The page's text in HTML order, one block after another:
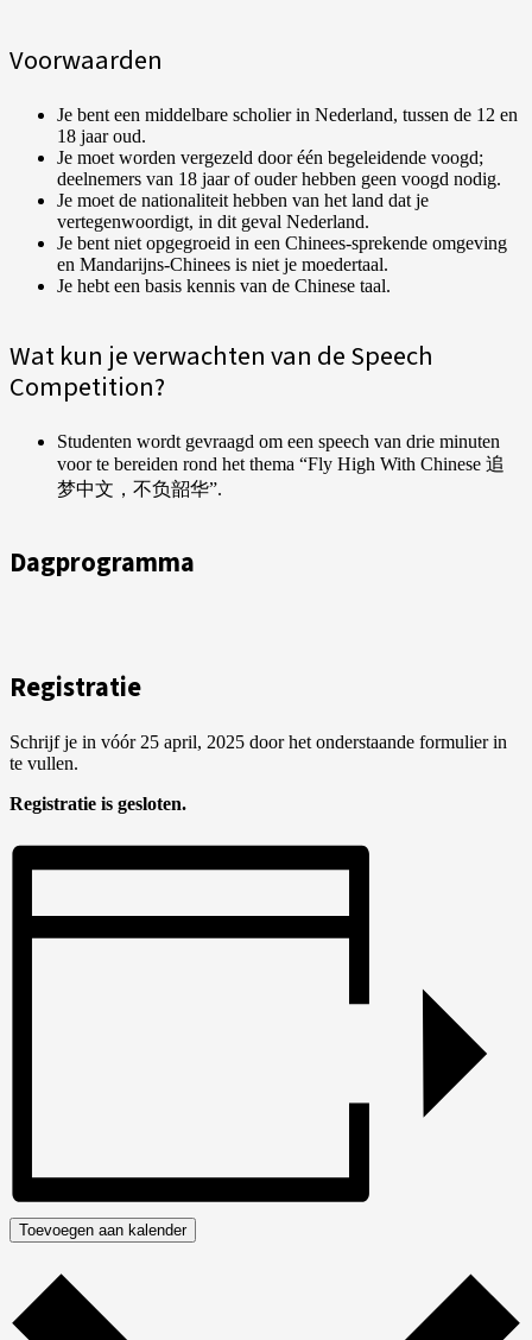
Voorwaarden
Je bent een middelbare scholier in Nederland, tussen de 12 en
18 jaar oud.
Je moet worden vergezeld door één begeleidende voogd;
deelnemers van 18 jaar of ouder hebben geen voogd nodig.
Je moet de nationaliteit hebben van het land dat je
vertegenwoordigt, in dit geval Nederland.
Je bent niet opgegroeid in een Chinees-sprekende omgeving
en Mandarijns-Chinees is niet je moedertaal.
Je hebt een basis kennis van de Chinese taal.
Wat kun je verwachten van de Speech
Competition?
Studenten wordt gevraagd om een speech van drie minuten
voor te bereiden rond het thema “Fly High With Chinese 追
梦中文，不负韶华”.
Dagprogramma
Registratie
Schrijf je in vóór 25 april, 2025 door het onderstaande formulier in
te vullen.
Registratie is gesloten.
Toevoegen aan kalender